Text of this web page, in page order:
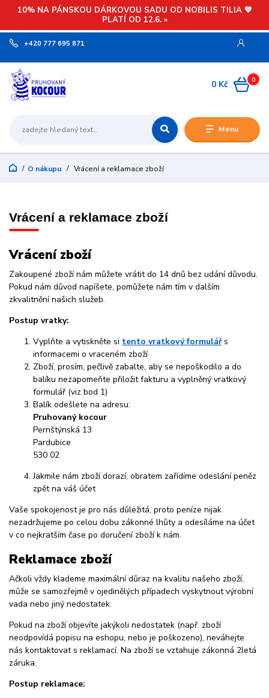
10% NA PÁNSKOU DÁRKOVOU SADU OD NOBILIS TILIA 💙
PLATÍ OD 12.6. »
Menu
+420 777 695 871
0
0 Kč
O nákupu Vrácení a reklamace zboží
Vrácení a reklamace zboží
Vrácení zboží
Zakoupené zboží nám můžete vrátit do 14 dnů bez udání důvodu.
Pokud nám důvod napíšete, pomůžete nám tím v dalším
zkvalitnění našich služeb.
Postup vratky:
Vyplňte a vytiskněte si tento vratkový formulářs
informacemi o vraceném zboží
Zboží, prosím, pečlivě zabalte, aby se nepoškodilo a do
balíku nezapomeňte přiložit fakturu a vyplněný vratkový
formulář (viz bod 1)
Balík odešlete na adresu:
Pruhovaný kocour
Pernštýnská 13
Pardubice
530 02
Jakmile nám zboží dorazí, obratem zařídíme odeslání peněz
zpět na váš účet
Vaše spokojenost je pro nás důležitá, proto peníze nijak
nezadržujeme po celou dobu zákonné lhůty a odesíláme na účet
v co nejkratším čase po doručení zboží k nám.
Reklamace zboží
Ačkoli vždy klademe maximální důraz na kvalitu našeho zboží,
může se samozřejmě v ojedinělých případech vyskytnout výrobní
vada nebo jiný nedostatek.
Pokud na zboží objevíte jakýkoli nedostatek (např. zboží
neodpovídá popisu na eshopu, nebo je poškozeno), neváhejte
nás kontaktovat s reklamací. Na zboží se vztahuje zákonná 2letá
záruka.
Postup reklamace: